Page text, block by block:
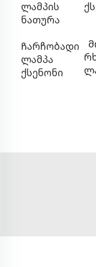
ლამპის
ნათურა
Ჩარჩობადი
ლამპა
ქსენონი